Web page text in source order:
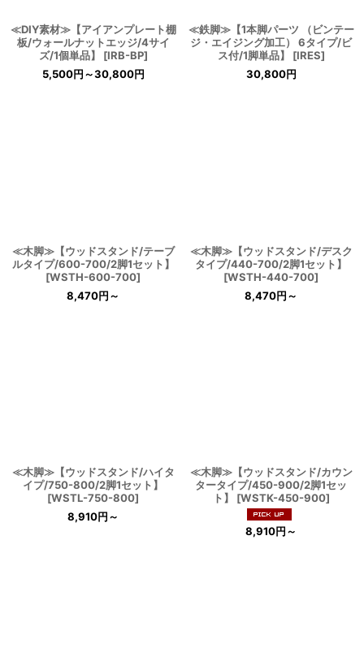
≪DIY素材≫【アイアンプレート棚
板/ウォールナットエッジ/4サイ
ズ/1個単品】
[IRB-BP]
5,500円～30,800円
≪鉄脚≫【1本脚パーツ （ビンテー
ジ・エイジング加工） 6タイプ/ビ
ス付/1脚単品】
[IRES]
30,800円
≪木脚≫【ウッドスタンド/テーブ
ルタイプ/600-700/2脚1セット】
[WSTH-600-700]
8,470円～
≪木脚≫【ウッドスタンド/デスク
タイプ/440-700/2脚1セット】
[WSTH-440-700]
8,470円～
≪木脚≫【ウッドスタンド/ハイタ
イプ/750-800/2脚1セット】
[WSTL-750-800]
8,910円～
≪木脚≫【ウッドスタンド/カウン
タータイプ/450-900/2脚1セッ
ト】
[WSTK-450-900]
8,910円～